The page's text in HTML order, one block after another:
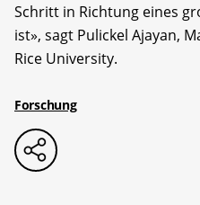
Schritt in Richtung eines
ist», sagt Pulickel Ajayan,
Rice University.
Forschung